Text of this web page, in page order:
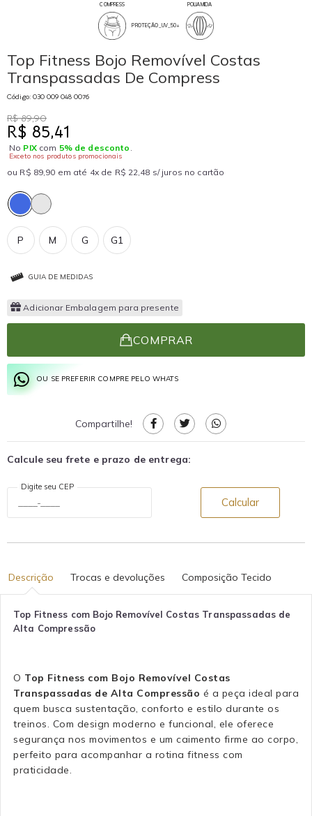
COMPRESS
PROTEÇÃO_UV_50+
POLIAMIDA
Top Fitness Bojo Removível Costas
Transpassadas De Compress
Código: 030 009 048 0076
R$ 89,90
R$ 85,41
No PIXcom 5% de desconto .
Exceto nos produtos promocionais
ou R$ 89,90 em até 4x de R$ 22,48 s/ juros no cartão
P G G1
M
GUIA DE MEDIDAS
Adicionar Embalagem para presente
COMPRAR
OU SE PREFERIR COMPRE PELO WHATS
Compartilhe!
Calcule seu frete e prazo de entrega:
Digite seu CEP
Calcular
Descrição Trocas e devoluções Composição Tecido
Top Fitness com Bojo Removível Costas Transpassadas de
Alta Compressão
O Top Fitness com Bojo Removível Costas
Transpassadas de Alta Compressão é a peça ideal para
quem busca sustentação, conforto e estilo durante os
treinos. Com design moderno e funcional, ele oferece
segurança nos movimentos e um caimento firme ao corpo,
perfeito para acompanhar a rotina fitness com
praticidade.